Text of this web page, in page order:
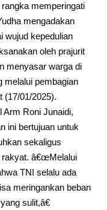
memperingati
mengadakan
wujud kepedulian
oleh prajurit
menyasar warga di
melalui pembagian
(17/01/2025).
Arm Roni Junaidi,
ini bertujuan untuk
sekaligus
rakyat. â€œMelalui
TNI selalu ada
meringankan beban
sulit,â€